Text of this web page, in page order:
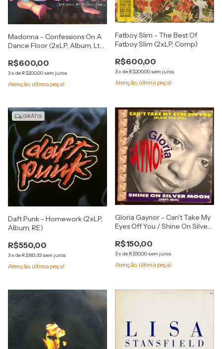
Madonna - Confessions On A
Dance Floor (2xLP, Album, Ltd,
R$600,00
3x de R$200,00 sem juros
Atenção, última peça!
Fatboy Slim - The Best Of
Fatboy Slim (2xLP, Comp)
R$600,00
3x de R$200,00 sem juros
Atenção, última peça!
GRÁTIS
Daft Punk - Homework (2xLP,
Album, RE)
R$550,00
3x de R$183,33 sem juros
Atenção, última peça!
Gloria Gaynor - Can't Take My
Eyes Off You / Shine On Silver
R$150,00
3x de R$50,00 sem juros
Atenção, última peça!